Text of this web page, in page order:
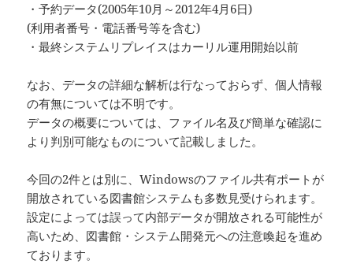
・予約データ(2005年10月～2012年4月6日)
(利用者番号・電話番号等を含む)
・最終システムリプレイスはカーリル運用開始以前
なお、データの詳細な解析は行なっておらず、個人情報
の有無については不明です。
データの概要については、ファイル名及び簡単な確認に
より判別可能なものについて記載しました。
今回の2件とは別に、Windowsのファイル共有ポートが
開放されている図書館システムも多数見受けられます。
設定によっては誤って内部データが開放される可能性が
高いため、図書館・システム開発元への注意喚起を進め
ております。